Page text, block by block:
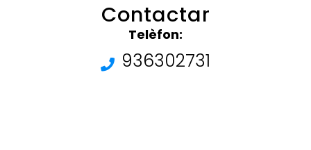
Contactar
Telèfon:
936302731